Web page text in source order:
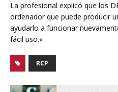
La profesional explicó que los
ordenador que puede producir
ayudarlo a funcionar
fácil uso.»
RCP